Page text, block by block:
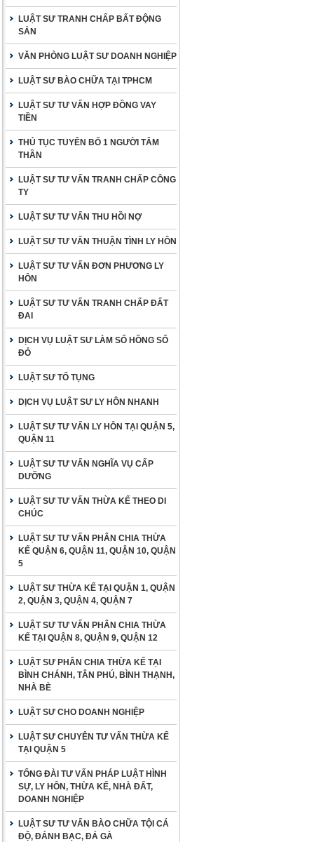
LUẬT SƯ TRANH CHẤP BẤT ĐỘNG
SẢN
VĂN PHÒNG LUẬT SƯ DOANH NGHIỆP
LUẬT SƯ BÀO CHỮA TẠI TPHCM
LUẬT SƯ TƯ VẤN HỢP ĐỒNG VAY
TIỀN
THỦ TỤC TUYÊN BỐ 1 NGƯỜI TÂM
THẦN
LUẬT SƯ TƯ VẤN TRANH CHẤP CÔNG
TY
LUẬT SƯ TƯ VẤN THU HỒI NỢ
LUẬT SƯ TƯ VẤN THUẬN TÌNH LY HÔN
LUẬT SƯ TƯ VẤN ĐƠN PHƯƠNG LY
HÔN
LUẬT SƯ TƯ VẤN TRANH CHẤP ĐẤT
ĐAI
DỊCH VỤ LUẬT SƯ LÀM SỔ HỒNG SỔ
ĐỎ
LUẬT SƯ TỐ TỤNG
DỊCH VỤ LUẬT SƯ LY HÔN NHANH
LUẬT SƯ TƯ VẤN LY HÔN TẠI QUẬN 5,
QUẬN 11
LUẬT SƯ TƯ VẤN NGHĨA VỤ CẤP
DƯỠNG
LUẬT SƯ TƯ VẤN THỪA KẾ THEO DI
CHÚC
LUẬT SƯ TƯ VẤN PHÂN CHIA THỪA
KẾ QUẬN 6, QUẬN 11, QUẬN 10, QUẬN
5
LUẬT SƯ THỪA KẾ TẠI QUẬN 1, QUẬN
2, QUẬN 3, QUẬN 4, QUẬN 7
LUẬT SƯ TƯ VẤN PHÂN CHIA THỪA
KẾ TẠI QUẬN 8, QUẬN 9, QUẬN 12
LUẬT SƯ PHÂN CHIA THỪA KẾ TẠI
BÌNH CHÁNH, TÂN PHÚ, BÌNH THẠNH,
NHÀ BÈ
LUẬT SƯ CHO DOANH NGHIỆP
LUẬT SƯ CHUYÊN TƯ VẤN THỪA KẾ
TẠI QUẬN 5
TỔNG ĐÀI TƯ VẤN PHÁP LUẬT HÌNH
SỰ, LY HÔN, THỪA KẾ, NHÀ ĐẤT,
DOANH NGHIỆP
LUẬT SƯ TƯ VẤN BÀO CHỮA TỘI CÁ
ĐỘ, ĐÁNH BẠC, ĐÁ GÀ